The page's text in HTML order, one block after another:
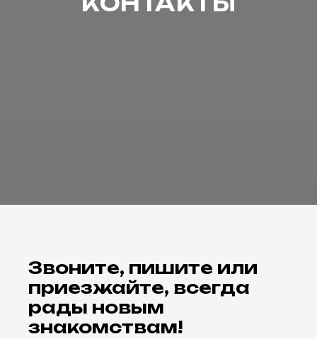
Звоните, пишите или
приезжайте, всегда
рады новым
знакомствам!